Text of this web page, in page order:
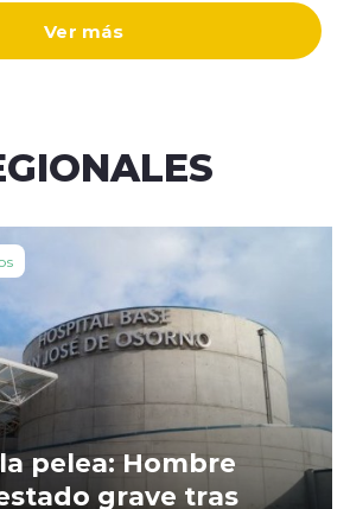
Ver más
pelea: Hombre
grave tras